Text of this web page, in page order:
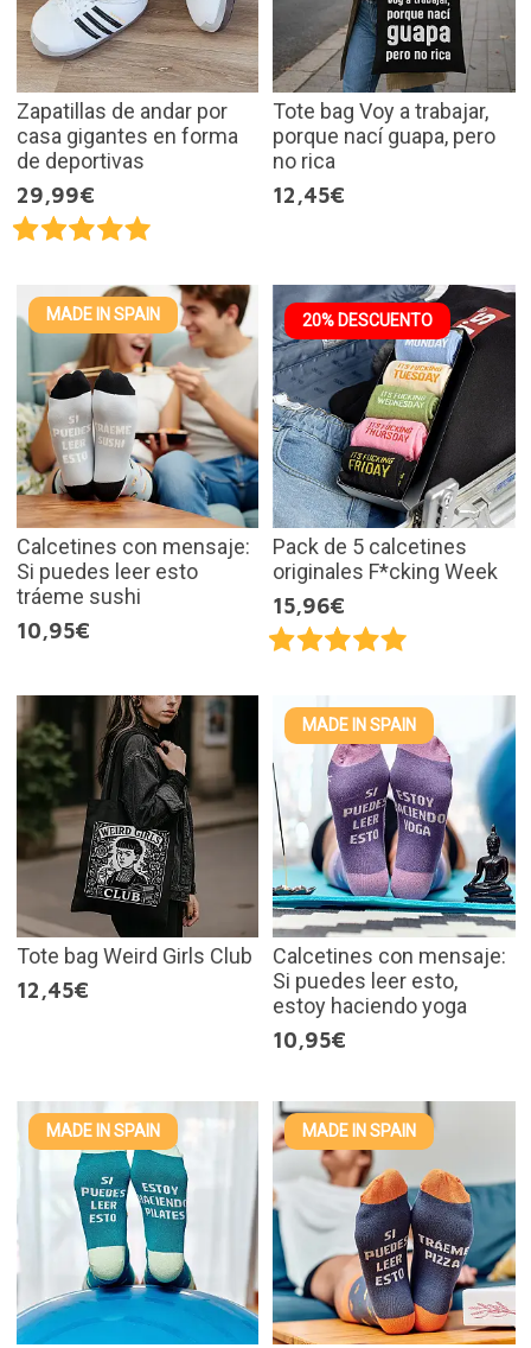
Zapatillas de andar por
casa gigantes en forma
de deportivas
29,99€
Tote bag Voy a trabajar,
porque nací guapa, pero
no rica
12,45€
MADE IN SPAIN
Calcetines con mensaje:
Si puedes leer esto
tráeme sushi
10,95€
20% DESCUENTO
Pack de 5 calcetines
originales F*cking Week
15,96€
Tote bag Weird Girls Club
12,45€
MADE IN SPAIN
Calcetines con mensaje:
Si puedes leer esto,
estoy haciendo yoga
10,95€
MADE IN SPAIN MADE IN SPAIN